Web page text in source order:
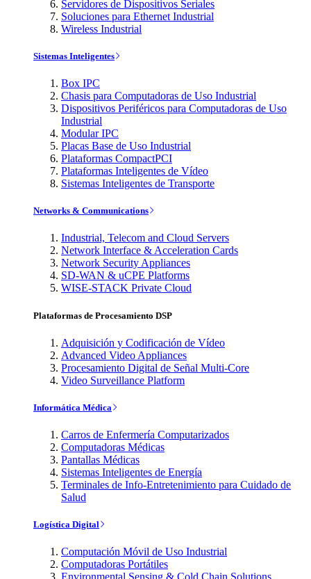
Servidores de Dispositivos Seriales
Soluciones para Ethernet Industrial
Wireless Industrial
Sistemas Inteligentes
Box IPC
Chasis para Computadoras de Uso Industrial
Dispositivos Periféricos para Computadoras de Uso
Industrial
Modular IPC
Placas Base de Uso Industrial
Plataformas CompactPCI
Plataformas Inteligentes de Vídeo
Sistemas Inteligentes de Transporte
Networks & Communications
Industrial, Telecom and Cloud Servers
Network Interface & Acceleration Cards
Network Security Appliances
SD-WAN & uCPE Platforms
WISE-STACK Private Cloud
Plataformas de Procesamiento DSP
Adquisición y Codificación de Vídeo
Advanced Video Appliances
Procesamiento Digital de Señal Multi-Core
Video Surveillance Platform
Informática Médica
Carros de Enfermería Computarizados
Computadoras Médicas
Pantallas Médicas
Sistemas Inteligentes de Energía
Terminales de Info-Entretenimiento para Cuidado de
Salud
Logística Digital
Computación Móvil de Uso Industrial
Computadoras Portátiles